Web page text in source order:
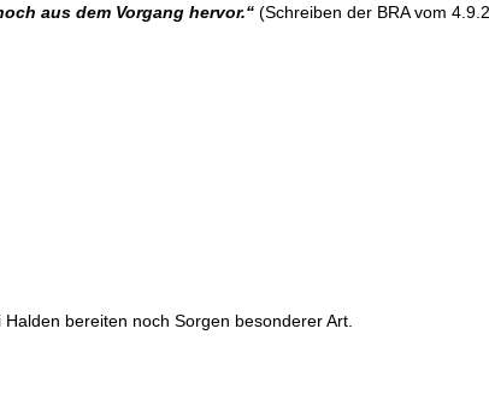
aus dem Vorgang hervor.“ (Schreiben der BRA vom
bereiten noch Sorgen besonderer Art.